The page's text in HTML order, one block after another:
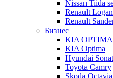
Nissan Tiida
Renault Logan
Renault
Бизнес
KIA
KIA Optima
Hyundai
Toyota Camry
Skoda Octavia